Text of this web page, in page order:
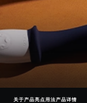
关于产品亮点用法产品详情